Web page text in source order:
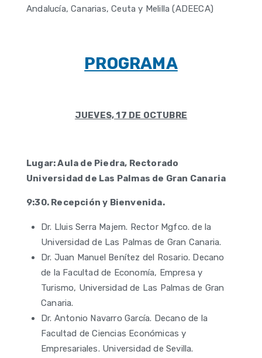
Andalucía, Canarias, Ceuta y Melilla (ADEECA)
PROGRAMA
JUEVES, 17 DE OCTUBRE
Lugar: Aula de Piedra, Rectorado
Universidad de Las Palmas de Gran Canaria
9:30. Recepción y Bienvenida.
Dr. Lluis Serra Majem. Rector Mgfco. de la
Universidad de Las Palmas de Gran Canaria.
Dr. Juan Manuel Benítez del Rosario. Decano
de la Facultad de Economía, Empresa y
Turismo, Universidad de Las Palmas de Gran
Canaria.
Dr. Antonio Navarro García. Decano de la
Facultad de Ciencias Económicas y
Empresariales. Universidad de Sevilla.